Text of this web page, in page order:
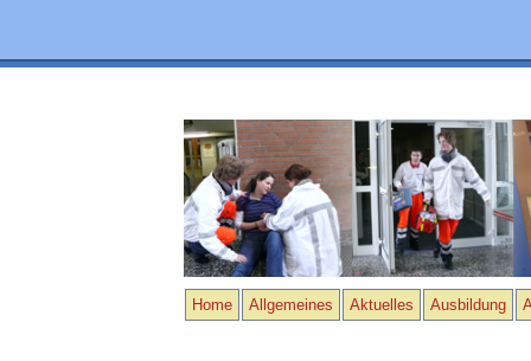
Home Allgemeines Aktuelles Ausbildung